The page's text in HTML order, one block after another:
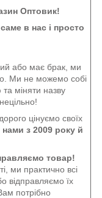
Оптовик!
в нас і просто
або має брак, ми
Ми не можемо собі
міняти назву
цінуємо своїх
нами з 2009 року й
товар!
ми практично всі
відправляємо їх
потрібно